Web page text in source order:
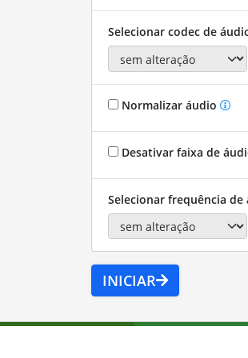
Selecionar codec de
Normalizar áudio
Desativar faixa de
Selecionar frequência de
INICIAR